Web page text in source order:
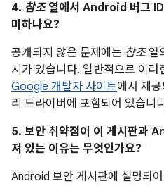
4. 참조열에서 Android 버그 ID
미하나요?
공개되지 않은 문제에는 참조열
시가 있습니다. 일반적으로 이
Google 개발자 사이트에서 제
리 드라이버에 포함되어 있습니
5. 보안 취약점이 이 게시판과
져 있는 이유는 무엇인가요?
Android 보안 게시판에 설명되